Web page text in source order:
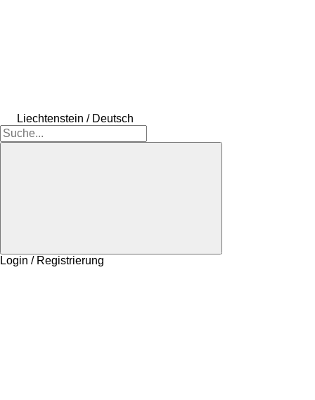
Liechtenstein / Deutsch
Login / Registrierung